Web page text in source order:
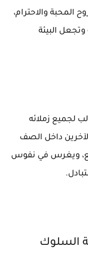
المحبة والاحترام،
وتجعل البيئة
لجميع زملائه
داخل الصف
ويغرس في نفوس
السلوك